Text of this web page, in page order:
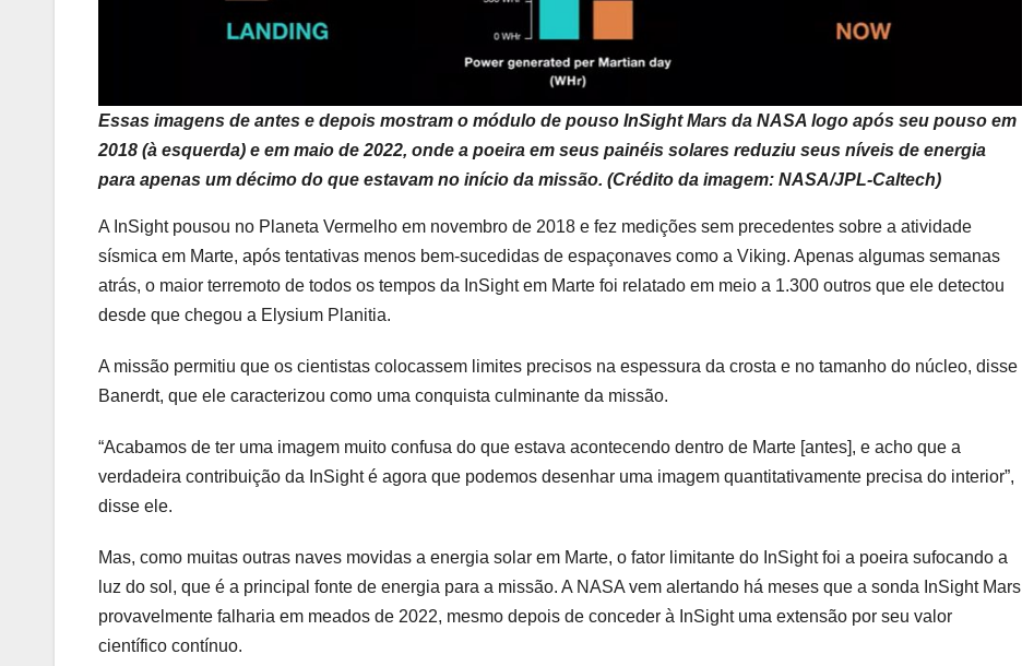
Essas imagens de antes e depois mostram o módulo de pouso InSight Mars da NASA logo após seu pouso em
2018 (à esquerda) e em maio de 2022, onde a poeira em seus painéis solares reduziu seus níveis de energia
para apenas um décimo do que estavam no início da missão. (Crédito da imagem: NASA/JPL-Caltech)
A InSight pousou no Planeta Vermelho em novembro de 2018 e fez medições sem precedentes sobre a atividade
sísmica em Marte, após tentativas menos bem-sucedidas de espaçonaves como a Viking. Apenas algumas semanas
atrás, o maior terremoto de todos os tempos da InSight em Marte foi relatado em meio a 1.300 outros que ele detectou
desde que chegou a Elysium Planitia.
A missão permitiu que os cientistas colocassem limites precisos na espessura da crosta e no tamanho do núcleo, disse
Banerdt, que ele caracterizou como uma conquista culminante da missão.
“Acabamos de ter uma imagem muito confusa do que estava acontecendo dentro de Marte [antes], e acho que a
verdadeira contribuição da InSight é agora que podemos desenhar uma imagem quantitativamente precisa do interior”,
disse ele.
Mas, como muitas outras naves movidas a energia solar em Marte, o fator limitante do InSight foi a poeira sufocando a
luz do sol, que é a principal fonte de energia para a missão. A NASA vem alertando há meses que a sonda InSight Mars
provavelmente falharia em meados de 2022, mesmo depois de conceder à InSight uma extensão por seu valor
científico contínuo.